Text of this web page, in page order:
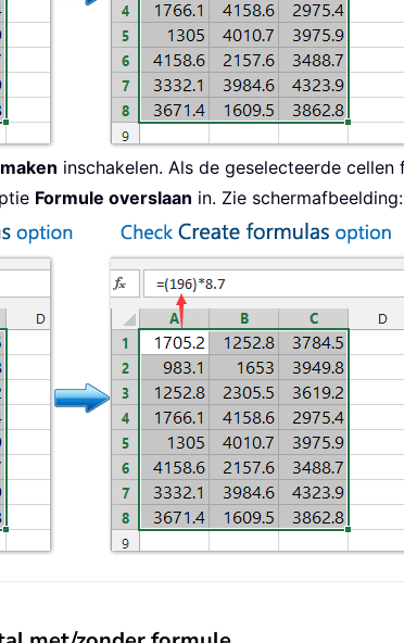
inschakelen. Als de geselecteerde
Formule overslaan in. Zie schermafbeelding: